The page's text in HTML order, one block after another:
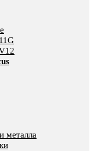
металла